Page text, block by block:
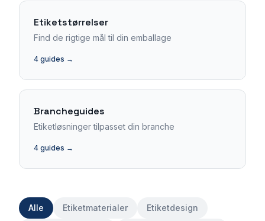
Etiketstørrelser
Find de rigtige mål til din emballage
4 guides →
Brancheguides
Etiketløsninger tilpasset din branche
4 guides →
Alle Etiketmaterialer Etiketdesign